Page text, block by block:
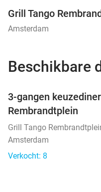
Grill Tango
Amsterdam
Beschikbare
3-gangen
Rembrandtplein
Grill Tango
Amsterdam
Verkocht: 8